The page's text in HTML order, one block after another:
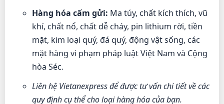
Hàng hóa cấm gửi: Ma túy, chất kích thích, vũ
khí, chất nổ, chất dễ cháy, pin lithium rời, tiền
mặt, kim loại quý, đá quý, động vật sống, các
mặt hàng vi phạm pháp luật Việt Nam và Cộng
hòa Séc.
Liên hệ Vietanexpress để được tư vấn chi tiết về các
quy định cụ thể cho loại hàng hóa của bạn.